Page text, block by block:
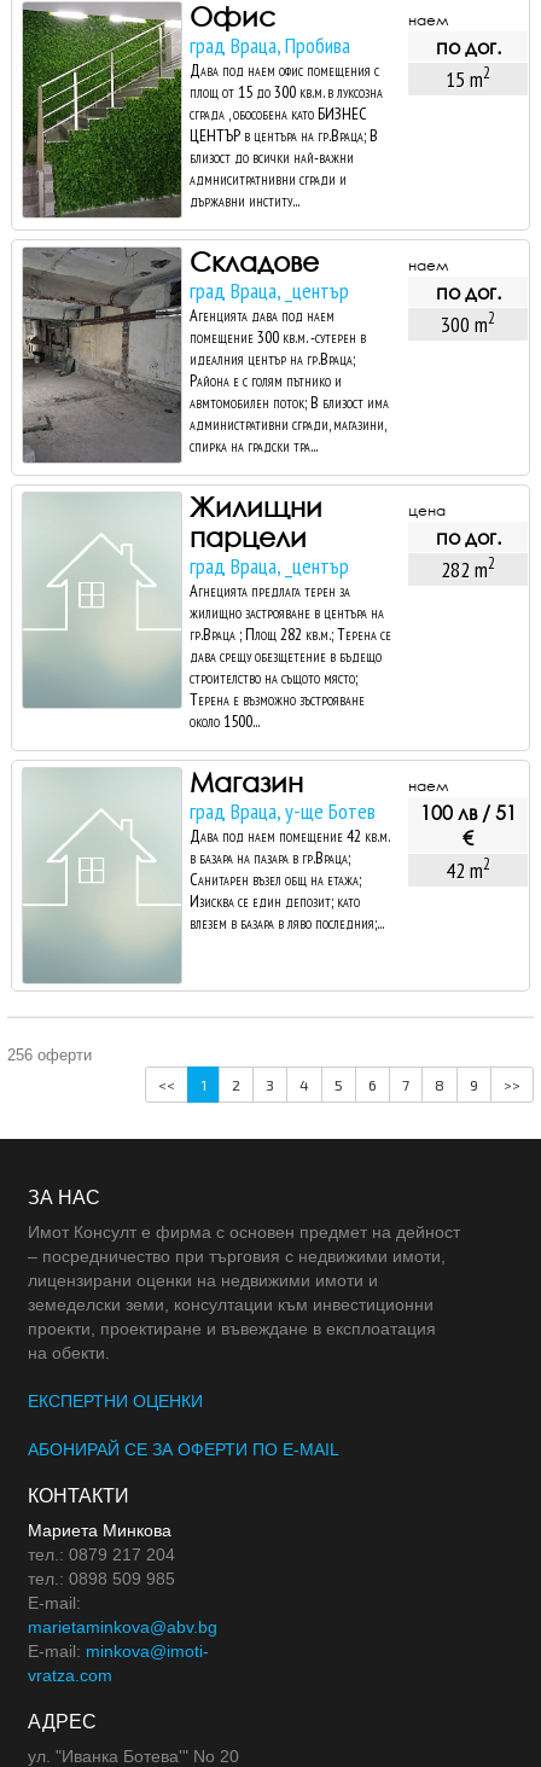
Офис
град Враца, Пробива
Дава под наем офис помещения с
площ от 15 до 300 кв.м. в луксозна
сграда , обособена като БИЗНЕС
ЦЕНТЪР в центъра на гр.Враца; В
близост до всички най-важни
адмниситратнивни сгради и
държавни институ...
наем
по дог.
15 m2
Складове
град Враца, _център
Агенцията дава под наем
помещение 300 кв.м. -сутерен в
идеалния център на гр.Враца;
Района е с голям пътнико и
авмтомобилен поток; В близост има
административни сгради, магазини,
спирка на градски тра...
наем
по дог.
300 m2
Жилищни
парцели
град Враца, _център
Агнецията предлага терен за
жилищно застрояване в центъра на
гр.Враца ; Площ 282 кв.м.; Терена се
дава срещу обезщетение в бъдещо
строителство на същото място;
Терена е възможно зъстрояване
около 1500...
цена
по дог.
282 m2
Магазин
град Враца, у-ще Ботев
Дава под наем помещение 42 кв.м.
в базара на пазара в гр.Враца;
Санитарен възел общ на етажа;
Изисква се един депозит; като
влезем в базара в ляво последния;...
наем
100 лв / 51
€
42 m2
256 оферти
<< 1 2 3 4 5 6 7 8 9 >>
ЗА НАС
Имот Консулт е фирма с основен предмет на дейност
– посредничество при търговия с недвижими имоти,
лицензирани оценки на недвижими имоти и
земеделски земи, консултации към инвестиционни
проекти, проектиране и въвеждане в експлоатация
на обекти.
ЕКСПЕРТНИ ОЦЕНКИ
АБОНИРАЙ СЕ ЗА ОФЕРТИ ПО E-MAIL
КОНТАКТИ
Мариета Минкова
тел.: 0879 217 204
тел.: 0898 509 985
E-mail:
marietaminkova@abv.bg
E-mail: minkova@imoti-
vratza.com
АДРЕС
ул. "Иванка Ботева'" No 20